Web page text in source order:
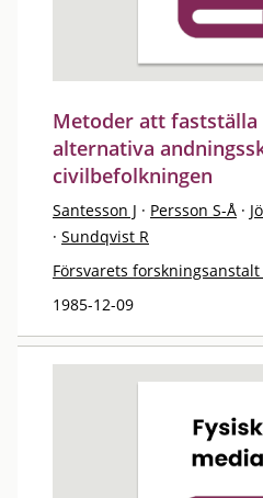
Metoder att fastställa
alternativa
civilbefolkningen
Santesson J · Persson S-Å ·
· Sundqvist R
Försvarets forskningsanstalt
1985-12-09